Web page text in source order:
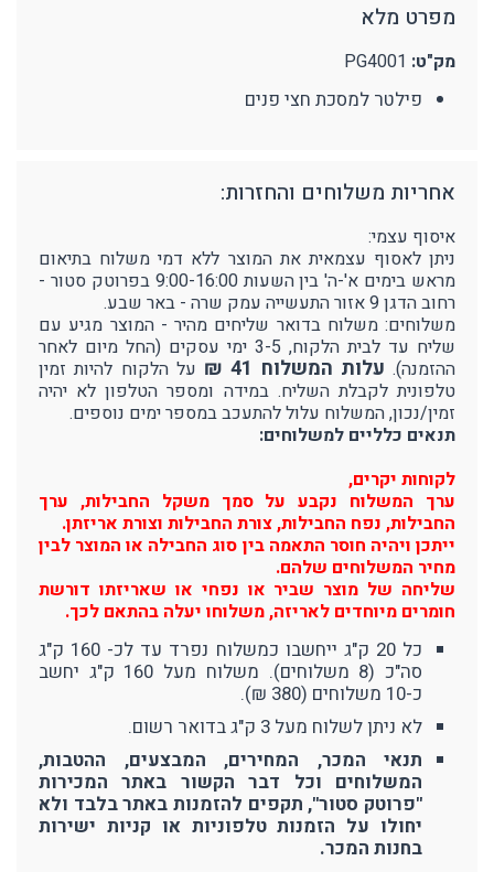
מפרט מלא
מק"ט: PG4001
פילטר למסכת חצי פנים
אחריות משלוחים והחזרות:
איסוף עצמי:
ניתן לאסוף עצמאית את המוצר ללא דמי משלוח בתיאום
מראש בימים א'-ה' בין השעות 9:00-16:00 בפרוטק סטור -
רחוב הדגן 9 אזור התעשייה עמק שרה - באר שבע.
משלוחים: משלוח בדואר שליחים מהיר - המוצר מגיע עם
שליח עד לבית הלקוח, 3-5 ימי עסקים (החל מיום לאחר
ההזמנה). עלות המשלוח 41 ₪
על הלקוח להיות זמין
טלפונית לקבלת השליח. במידה ומספר הטלפון לא יהיה
זמין/נכון, המשלוח עלול להתעכב במספר ימים נוספים.
תנאים כלליים למשלוחים:
לקוחות יקרים,
ערך המשלוח נקבע על סמך משקל החבילות, ערך
החבילות, נפח החבילות, צורת החבילות וצורת אריזתן.
ייתכן ויהיה חוסר התאמה בין סוג החבילה או המוצר לבין
מחיר המשלוחים שלהם.
שליחה של מוצר שביר או נפחי או שאריזתו דורשת
חומרים מיוחדים לאריזה, משלוחו יעלה בהתאם לכך.
כל 20 ק"ג ייחשבו כמשלוח נפרד עד לכ- 160 ק"ג
סה"כ (8 משלוחים). משלוח מעל 160 ק"ג יחשב
כ-10 משלוחים (380 ₪).
לא ניתן לשלוח מעל 3 ק"ג בדואר רשום.
תנאי המכר, המחירים, המבצעים, ההטבות,
המשלוחים וכל דבר הקשור באתר המכירות
"פרוטק סטור", תקפים להזמנות באתר בלבד ולא
יחולו על הזמנות טלפוניות או קניות ישירות
בחנות המכר.